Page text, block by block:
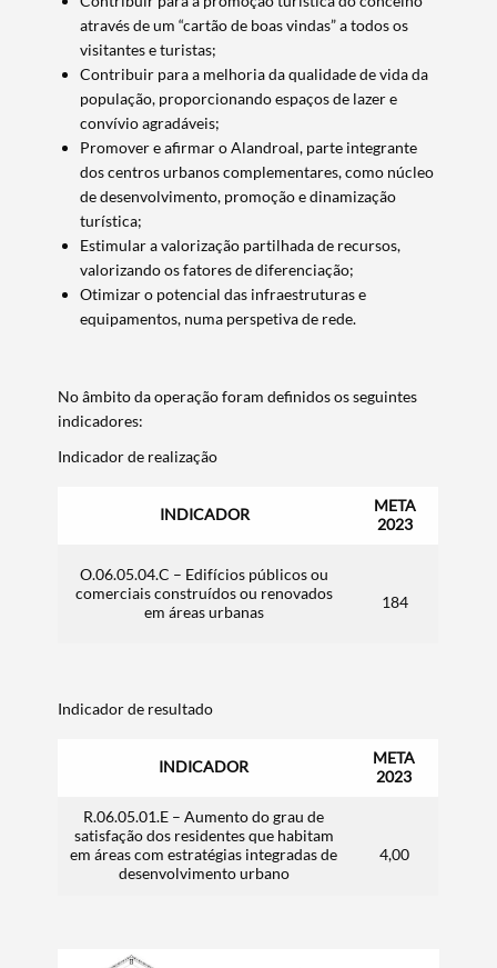
através de um “cartão de boas vindas” a todos os
visitantes e turistas;
Contribuir para a melhoria da qualidade de vida da
população, proporcionando espaços de lazer e
convívio agradáveis;
Promover e afirmar o Alandroal, parte integrante
dos centros urbanos complementares, como núcleo
de desenvolvimento, promoção e dinamização
turística;
Estimular a valorização partilhada de recursos,
valorizando os fatores de diferenciação;
Otimizar o potencial das infraestruturas e
equipamentos, numa perspetiva de rede.
No âmbito da operação foram definidos os seguintes
indicadores:
Indicador de realização
INDICADOR
META
2023
O.06.05.04.C – Edifícios públicos ou
comerciais construídos ou renovados
em áreas urbanas
184
Indicador de resultado
INDICADOR
META
2023
R.06.05.01.E – Aumento do grau de
satisfação dos residentes que habitam
em áreas com estratégias integradas de
desenvolvimento urbano
4,00